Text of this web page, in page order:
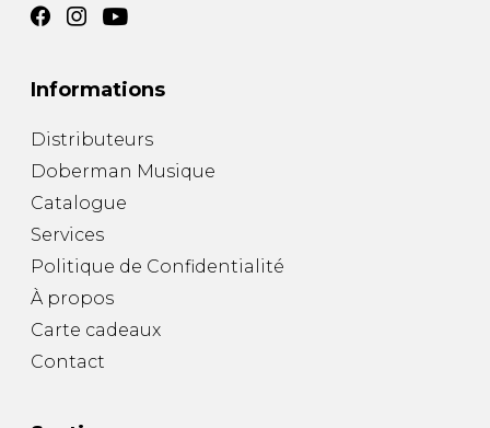
Informations
Distributeurs
Doberman Musique
Catalogue
Services
Politique de Confidentialité
À propos
Carte cadeaux
Contact